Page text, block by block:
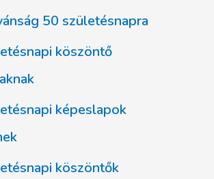
50 születésnapra
köszöntő
képeslapok
köszöntők